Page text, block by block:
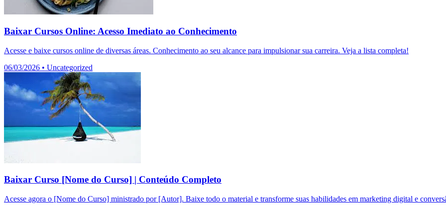
Baixar Cursos Online: Acesso Imediato ao Conhecimento
Acesse e baixe cursos online de diversas áreas. Conhecimento ao seu alcance para impulsionar sua carreira. Veja a lista completa!
06/03/2026 • Uncategorized
Baixar Curso [Nome do Curso] | Conteúdo Completo
Acesse agora o [Nome do Curso] ministrado por [Autor]. Baixe todo o material e transforme suas habilidades em marketing digital e